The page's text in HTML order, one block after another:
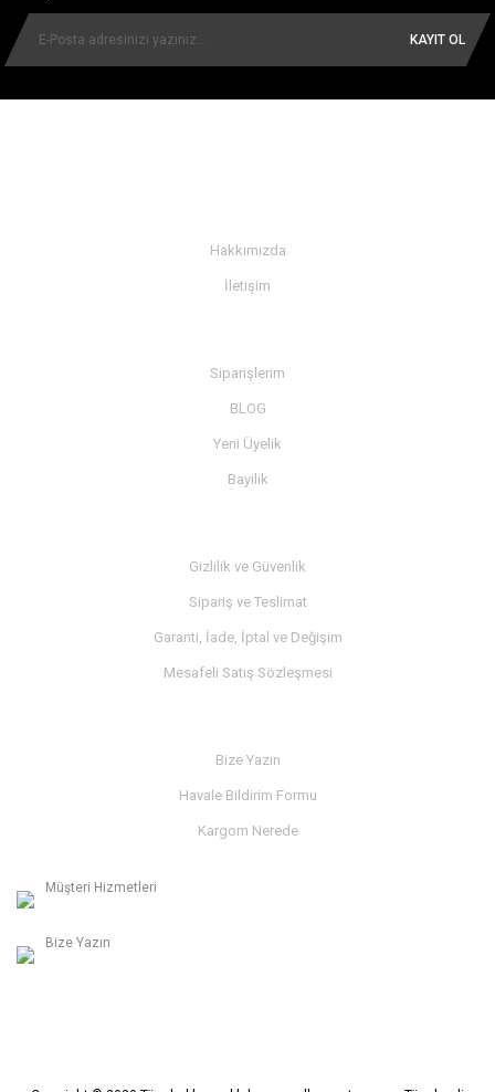
KAYIT OL
Hakkımızda
İletişim
Siparişlerim
BLOG
Yeni Üyelik
Bayilik
Gizlilik ve Güvenlik
Sipariş ve Teslimat
Garanti, İade, İptal ve Değişim
Mesafeli Satış Sözleşmesi
Bize Yazın
Havale Bildirim Formu
Kargom Nerede
Müşteri Hizmetleri
Bize Yazın